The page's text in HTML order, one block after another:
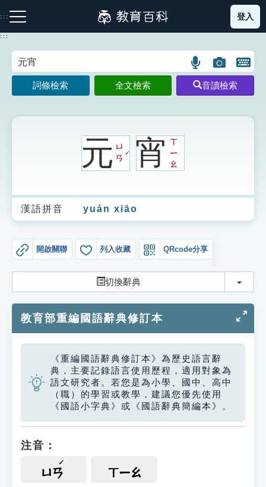
到
主
:::
注音索引圖示 筆畫索引圖示 部首索引表圖示
生字詞彙表
成語故事
索引選單
單字索引
生命大百科索引
遊戲專區
教學應用
貓頭鷹博士
登入
:::
語
言
搜
圖
片
搜
開
鍵
圖
詞條檢索 全文檢索 音讀檢索
元ㄩ
ㄢ
ˊ 宵ㄒ
ㄧ
ㄠ
漢語拼音 yuán xiāo
開啟關聯 列入收藏 QRcode分享
切換辭典 切換
教育部重編國語辭典修訂本
《重編國語辭典修訂本》為歷史語言辭
典，主要記錄語言使用歷程，適用對象為
語文研究者。若您是為小學、國中、高中
（職）的學習或教學，建議您優先使用
《國語小字典》或《國語辭典簡編本》。
注音：
ㄩㄢ ㄒㄧㄠ